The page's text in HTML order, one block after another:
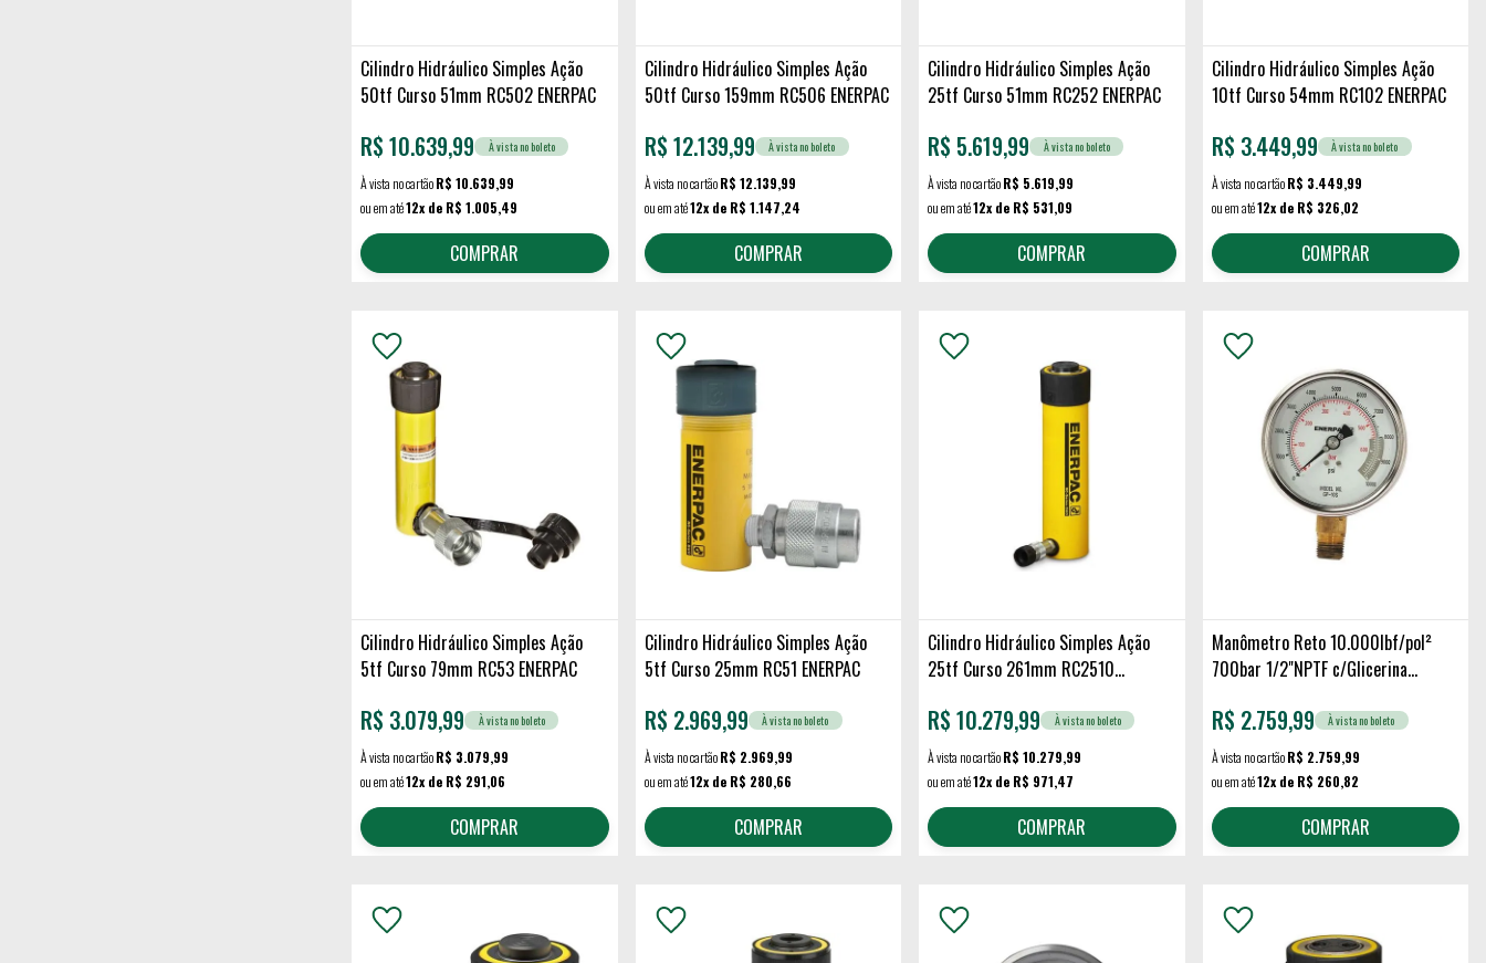
Cilindro Hidráulico Simples Ação
50tf Curso 51mm RC502 ENERPAC
R$ 10.639,99 À vista no boleto
À vista no cartãoR$ 10.639,99
ou em até12x de R$ 1.005,49
COMPRAR
Cilindro Hidráulico Simples Ação
50tf Curso 159mm RC506 ENERPAC
R$ 12.139,99 À vista no boleto
À vista no cartãoR$ 12.139,99
ou em até12x de R$ 1.147,24
COMPRAR
Cilindro Hidráulico Simples Ação
25tf Curso 51mm RC252 ENERPAC
R$ 5.619,99 À vista no boleto
À vista no cartãoR$ 5.619,99
ou em até12x de R$ 531,09
COMPRAR
Cilindro Hidráulico Simples Ação
10tf Curso 54mm RC102 ENERPAC
R$ 3.449,99 À vista no boleto
À vista no cartãoR$ 3.449,99
ou em até12x de R$ 326,02
COMPRAR
Cilindro Hidráulico Simples Ação
5tf Curso 79mm RC53 ENERPAC
R$ 3.079,99 À vista no boleto
À vista no cartãoR$ 3.079,99
ou em até12x de R$ 291,06
COMPRAR
Cilindro Hidráulico Simples Ação
5tf Curso 25mm RC51 ENERPAC
R$ 2.969,99 À vista no boleto
À vista no cartãoR$ 2.969,99
ou em até12x de R$ 280,66
COMPRAR
Cilindro Hidráulico Simples Ação
25tf Curso 261mm RC2510
R$ 10.279,99 À vista no boleto
À vista no cartãoR$ 10.279,99
ou em até12x de R$ 971,47
COMPRAR
Manômetro Reto 10.000lbf/pol²
700bar 1/2"NPTF c/Glicerina
R$ 2.759,99 À vista no boleto
À vista no cartãoR$ 2.759,99
ou em até12x de R$ 260,82
COMPRAR